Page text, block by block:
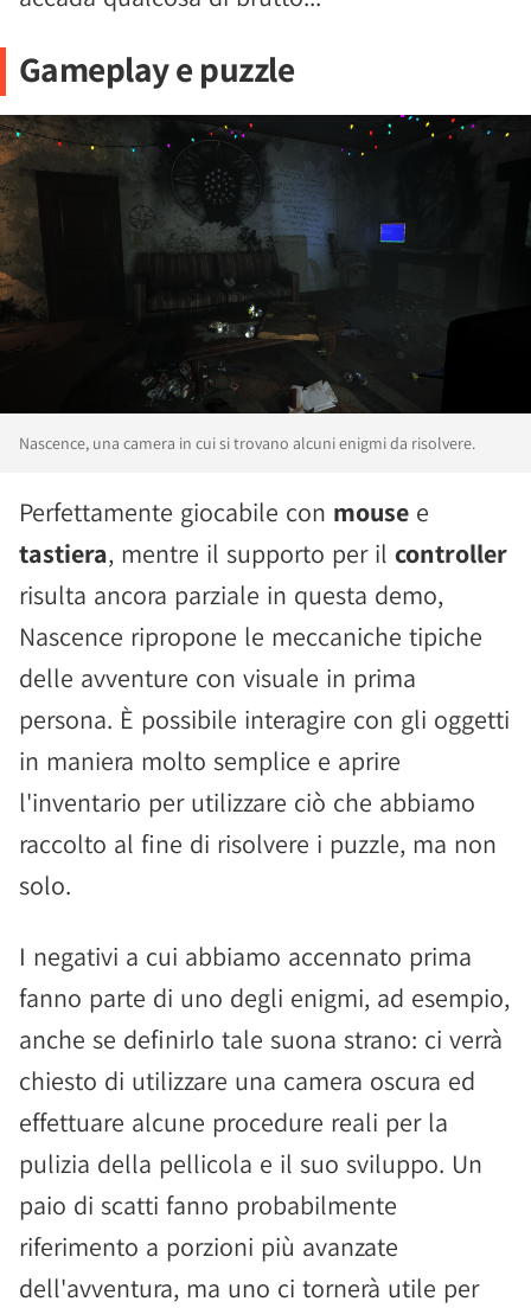
Gameplay e puzzle
Nascence, una camera in cui si trovano alcuni enigmi da risolvere.
Perfettamente giocabile con mouse e
tastiera, mentre il supporto per il controller
risulta ancora parziale in questa demo,
Nascence ripropone le meccaniche tipiche
delle avventure con visuale in prima
persona. È possibile interagire con gli oggetti
in maniera molto semplice e aprire
l'inventario per utilizzare ciò che abbiamo
raccolto al fine di risolvere i puzzle, ma non
solo.
I negativi a cui abbiamo accennato prima
fanno parte di uno degli enigmi, ad esempio,
anche se definirlo tale suona strano: ci verrà
chiesto di utilizzare una camera oscura ed
effettuare alcune procedure reali per la
pulizia della pellicola e il suo sviluppo. Un
paio di scatti fanno probabilmente
riferimento a porzioni più avanzate
dell'avventura, ma uno ci tornerà utile per